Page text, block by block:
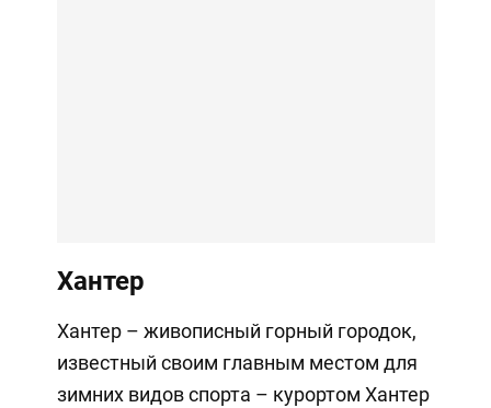
Хантер
Хантер – живописный горный городок,
известный своим главным местом для
зимних видов спорта – курортом Хантер